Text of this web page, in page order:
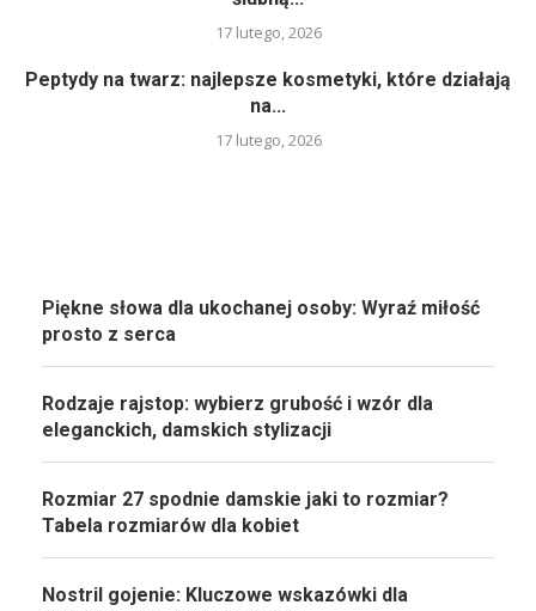
17 lutego, 2026
Peptydy na twarz: najlepsze kosmetyki, które działają
na...
17 lutego, 2026
Piękne słowa dla ukochanej osoby: Wyraź miłość
prosto z serca
Rodzaje rajstop: wybierz grubość i wzór dla
eleganckich, damskich stylizacji
Rozmiar 27 spodnie damskie jaki to rozmiar?
Tabela rozmiarów dla kobiet
Nostril gojenie: Kluczowe wskazówki dla